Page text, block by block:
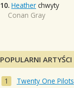
10. Heather chwyty
Conan Gray
POPULARNI ARTYŚCI
Twenty One Pilots